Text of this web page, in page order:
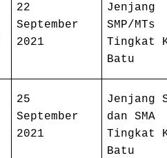
22
September
2021
Jenjang
SMP/MTs
Tingkat
Batu
25
September
2021
Jenjang
dan SMA
Tingkat
Batu